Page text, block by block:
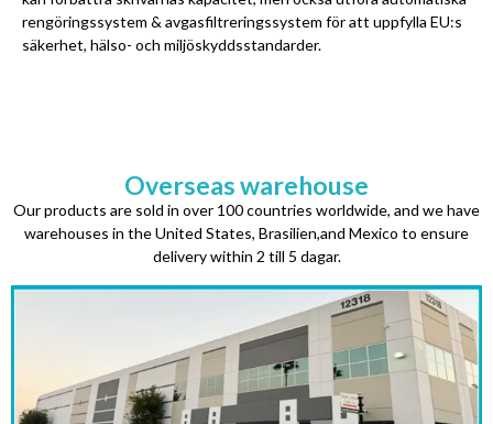
rengöringssystem & avgasfiltreringssystem för att uppfylla EU:s
säkerhet, hälso- och miljöskyddsstandarder.
Overseas warehouse
Our products are sold in over 100countries worldwide, and we have
warehouses in the United States, Brasilien,and Mexico to ensure
delivery within 2 till 5 dagar.